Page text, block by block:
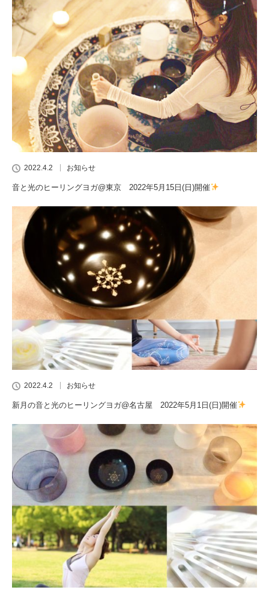
2022.4.2 お知らせ
音と光のヒーリングヨガ@東京 2022年5月15日(日)開催
2022.4.2 お知らせ
新月の音と光のヒーリングヨガ@名古屋 2022年5月1日(日)開催